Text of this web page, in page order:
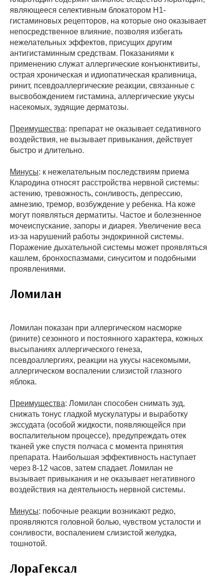
являющееся селективным блокатором Н1-
гистаминовых рецепторов, на которые оно оказывает
непосредственное влияние, позволяя избегать
нежелательных эффектов, присущих другим
антигистаминным средствам. Показаниями к
применению служат аллергические конъюнктивиты,
острая хроническая и идиопатическая крапивница,
ринит, псевдоаллергические реакции, связанные с
высвобождением гистамина, аллергические укусы
насекомых, зудящие дерматозы.
Преимущества: препарат не оказывает седативного
воздействия, не вызывает привыкания, действует
быстро и длительно.
Минусы: к нежелательным последствиям приема
Клародина относят расстройства нервной системы:
астению, тревожность, сонливость, депрессию,
амнезию, тремор, возбуждение у ребенка. На коже
могут появляться дерматиты. Частое и болезненное
мочеиспускание, запоры и диарея. Увеличение веса
из-за нарушений работы эндокринной системы.
Поражение дыхательной системы может проявляться
кашлем, бронхоспазмами, синуситом и подобными
проявлениями.
Ломилан
Ломилан показан при аллергическом насморке
(рините) сезонного и постоянного характера, кожных
высыпаниях аллергического генеза,
псевдоаллергиях, реакции на укусы насекомыми,
аллергическом воспалении слизистой глазного
яблока.
Преимущества: Ломилан способен снимать зуд,
снижать тонус гладкой мускулатуры и выработку
экссудата (особой жидкости, появляющейся при
воспалительном процессе), предупреждать отек
тканей уже спустя полчаса с момента принятия
препарата. Наибольшая эффективность наступает
через 8-12 часов, затем спадает. Ломилан не
вызывает привыкания и не оказывает негативного
воздействия на деятельность нервной системы.
Минусы: побочные реакции возникают редко,
проявляются головной болью, чувством усталости и
сонливости, воспалением слизистой желудка,
тошнотой.
ЛораГексал